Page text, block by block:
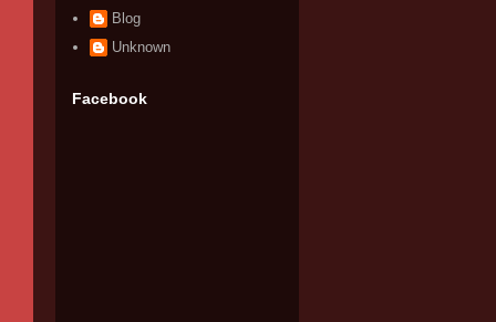
Blog
Unknown
Facebook